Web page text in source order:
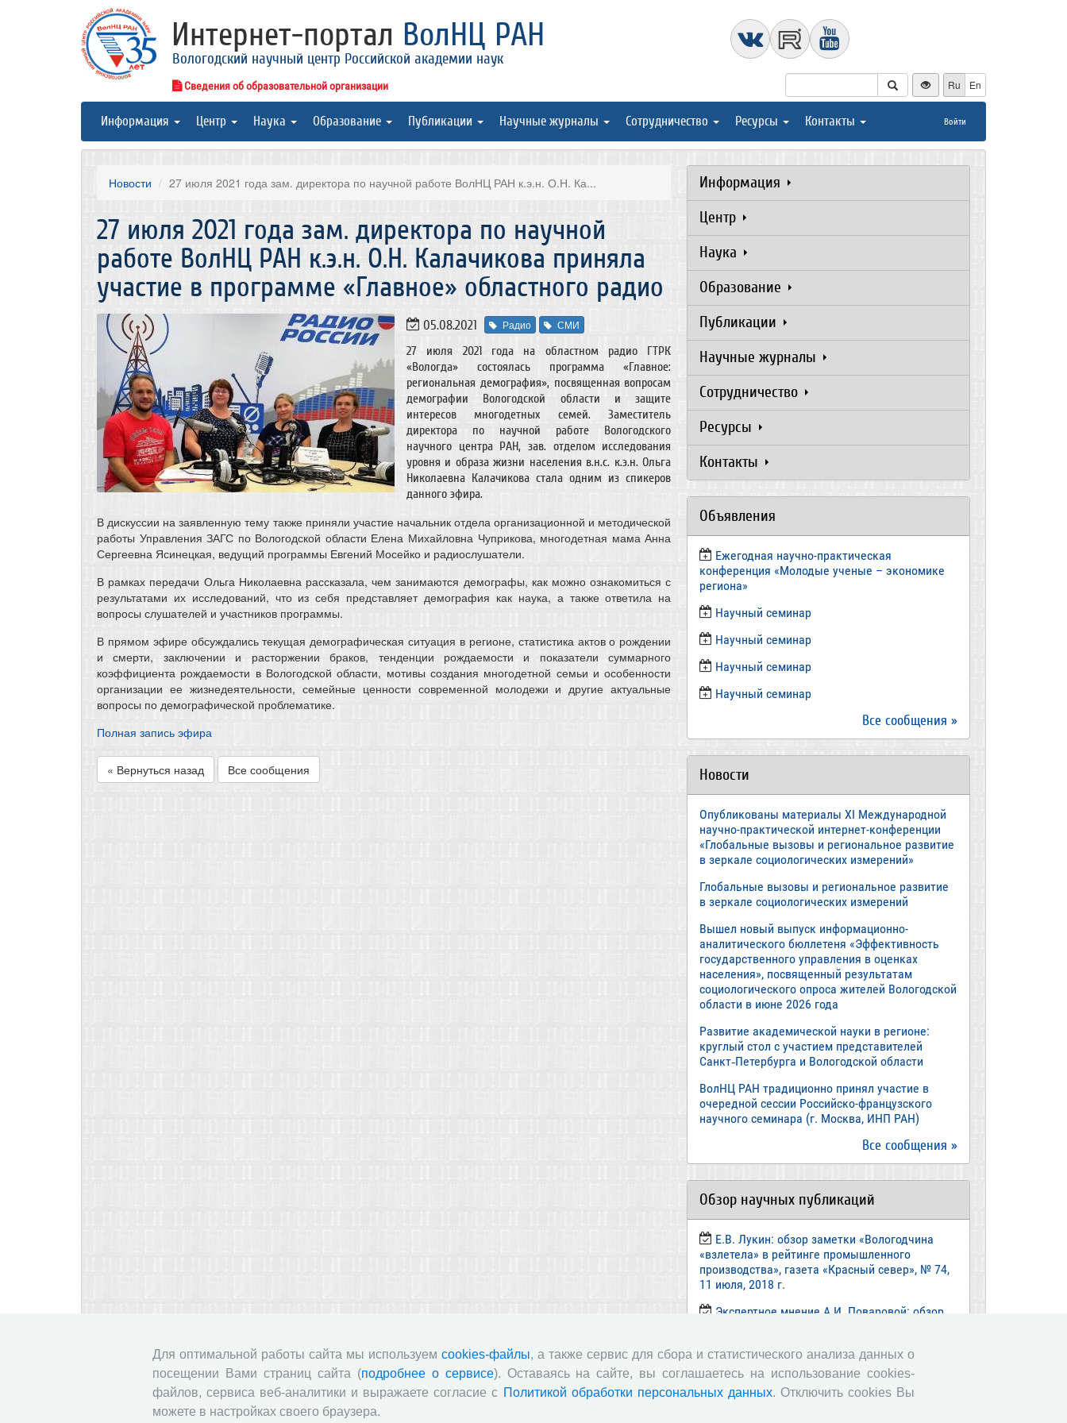
Интернет-портал ВолНЦ РАН
Вологодский научный центр Российской академии наук
Сведения об образовательной организации Ru En
Информация Центр Наука Образование Публикации Научные журналы Сотрудничество Ресурсы Контакты Войти
Новости 27 июля 2021 года зам. директора по научной работе ВолНЦ РАН к.э.н. О.Н. Ка...
27 июля 2021 года зам. директора по научной
работе ВолНЦ РАН к.э.н. О.Н. Калачикова приняла
участие в программе «Главное» областного радио
05.08.2021 Радио СМИ
27 июля 2021 года на областном радио ГТРК
«Вологда» состоялась программа «Главное:
региональная демография», посвященная вопросам
демографии Вологодской области и защите
интересов многодетных семей. Заместитель
директора по научной работе Вологодского
научного центра РАН, зав. отделом исследования
уровня и образа жизни населения в.н.с. к.э.н. Ольга
Николаевна Калачикова стала одним из спикеров
данного эфира.
В дискуссии на заявленную тему также приняли участие начальник отдела организационной и методической
работы Управления ЗАГС по Вологодской области Елена Михайловна Чуприкова, многодетная мама Анна
Сергеевна Ясинецкая, ведущий программы Евгений Мосейко и радиослушатели.
В рамках передачи Ольга Николаевна рассказала, чем занимаются демографы, как можно ознакомиться с
результатами их исследований, что из себя представляет демография как наука, а также ответила на
вопросы слушателей и участников программы.
В прямом эфире обсуждались текущая демографическая ситуация в регионе, статистика актов о рождении
и смерти, заключении и расторжении браков, тенденции рождаемости и показатели суммарного
коэффициента рождаемости в Вологодской области, мотивы создания многодетной семьи и особенности
организации ее жизнедеятельности, семейные ценности современной молодежи и другие актуальные
вопросы по демографической проблематике.
Полная запись эфира
« Вернуться назад Все сообщения
Информация
Центр
Наука
Образование
Публикации
Научные журналы
Сотрудничество
Ресурсы
Контакты
Объявления
Ежегодная научно-практическая
конференция «Молодые ученые – экономике
региона»
​Научный семинар
​Научный семинар
Научный семинар
​Научный семинар
Все сообщения »
Новости
Опубликованы материалы XI Международной
научно-практической интернет-конференции
«Глобальные вызовы и региональное развитие
в зеркале социологических измерений»
Глобальные вызовы и региональное развитие
в зеркале социологических измерений
Вышел новый выпуск информационно-
аналитического бюллетеня «Эффективность
государственного управления в оценках
населения», посвященный результатам
социологического опроса жителей Вологодской
области в июне 2026 года
Развитие академической науки в регионе:
круглый стол с участием представителей
Санкт‑Петербурга и Вологодской области
ВолНЦ РАН традиционно принял участие в
очередной сессии Российско-французского
научного семинара (г. Москва, ИНП РАН)
Все сообщения »
Обзор научных публикаций
Е.В. Лукин: обзор заметки «Вологодчина
«взлетела» в рейтинге промышленного
производства», газета «Красный север», № 74,
11 июля, 2018 г.
Экспертное мнение А.И. Поваровой: обзор
В.Н. Барсуков: обзор статьи «Повышение
пенсионного возраста: позитивные эффекты и
вероятные риски», журнал «Экономическая
Для оптимальной работы сайта мы используем cookies-файлы, а также сервис для сбора и статистического анализа данных о
посещении Вами страниц сайта (подробнее о сервисе). Оставаясь на сайте, вы соглашаетесь на использование cookies-
файлов, сервиса веб-аналитики и выражаете согласие с Политикой обработки персональных данных. Отключить cookies Вы
можете в настройках своего браузера.